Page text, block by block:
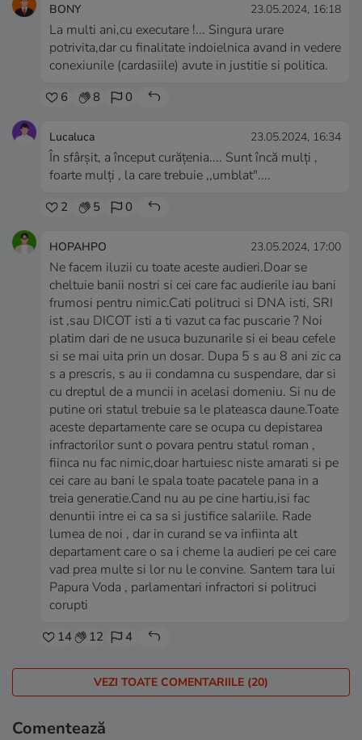
BONY 23.05.2024, 16:18
La multi ani,cu executare !... Singura urare
potrivita,dar cu finalitate indoielnica avand in vedere
conexiunile (cardasiile) avute in justitie si politica.
6 8 0
Lucaluca 23.05.2024, 16:34
În sfârșit, a început curățenia.... Sunt încă mulți ,
foarte mulți , la care trebuie ,,umblat"....
2 5 0
HOPAHPO 23.05.2024, 17:00
Ne facem iluzii cu toate aceste audieri.Doar se
cheltuie banii nostri si cei care fac audierile iau bani
frumosi pentru nimic.Cati politruci si DNA isti, SRI
ist ,sau DICOT isti a ti vazut ca fac puscarie ? Noi
platim dari de ne usuca buzunarile si ei beau cefele
si se mai uita prin un dosar. Dupa 5 s au 8 ani zic ca
s a prescris, s au ii condamna cu suspendare, dar si
cu dreptul de a muncii in acelasi domeniu. Si nu de
putine ori statul trebuie sa le plateasca daune.Toate
aceste departamente care se ocupa cu depistarea
infractorilor sunt o povara pentru statul roman ,
fiinca nu fac nimic,doar hartuiesc niste amarati si pe
cei care au bani le spala toate pacatele pana in a
treia generatie.Cand nu au pe cine hartiu,isi fac
denuntii intre ei ca sa si justifice salariile. Rade
lumea de noi , dar in curand se va infiinta alt
departament care o sa i cheme la audieri pe cei care
vad prea multe si lor nu le convine. Santem tara lui
Papura Voda , parlamentari infractori si politruci
corupti
14 12 4
VEZI TOATE COMENTARIILE (20)
Comentează